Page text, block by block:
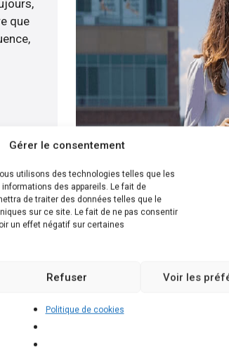
Gérer le consentement
utilisons des technologies telles que les
des appareils. Le fait de
de traiter des données telles que le
sur ce site. Le fait de ne pas consentir
un effet négatif sur certaines
Refuser Voir les
Politique de cookies
que
pour
de